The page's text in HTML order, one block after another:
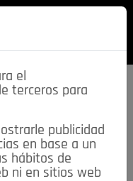
esta
el
terceros para
publicidad
en base a un
hábitos de
ni en sitios web